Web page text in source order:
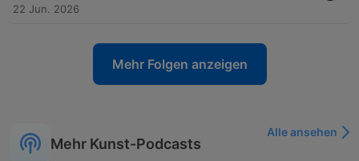
22 Jun. 2026
Mehr Folgen anzeigen
Mehr Kunst-Podcasts
Alle ansehen